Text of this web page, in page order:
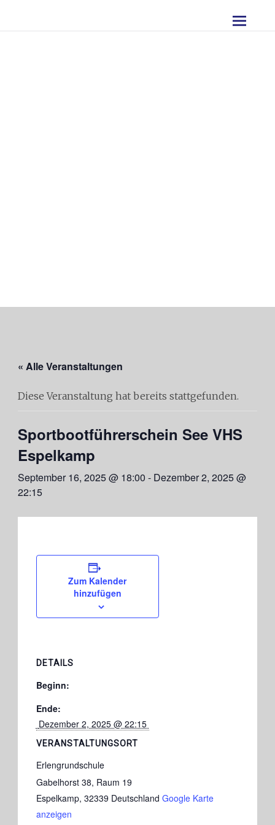
Sportbootführerscheinausbildung in
« Alle Veranstaltungen
Diese Veranstaltung hat bereits stattgefunden.
Sportbootführerschein See VHS
Espelkamp
September 16, 2025 @ 18:00 - Dezember 2, 2025 @
22:15
Zum Kalender
hinzufügen
DETAILS
Beginn:
Ende:
Dezember 2, 2025 @ 22:15
VERANSTALTUNGSORT
Erlengrundschule
Gabelhorst 38, Raum 19
Espelkamp, 32339 Deutschland Google Karte
anzeigen